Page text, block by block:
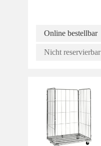
Online bestellbar
Nicht reservierbar